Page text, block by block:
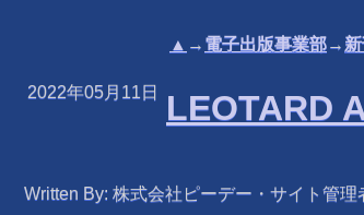
2022年05月11日
▲ → 電子出版事業部→
LEOTARD
Written By: 株式会社ピーデー・サイト管理